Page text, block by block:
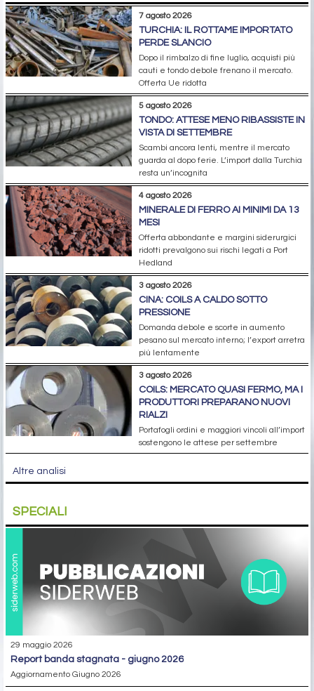
7 agosto 2026
TURCHIA: IL ROTTAME IMPORTATO
PERDE SLANCIO
Dopo il rimbalzo di fine luglio, acquisti più
cauti e tondo debole frenano il mercato.
Offerta Ue ridotta
5 agosto 2026
TONDO: ATTESE MENO RIBASSISTE IN
VISTA DI SETTEMBRE
Scambi ancora lenti, mentre il mercato
guarda al dopo ferie. L’import dalla Turchia
resta un’incognita
4 agosto 2026
MINERALE DI FERRO AI MINIMI DA 13
MESI
Offerta abbondante e margini siderurgici
ridotti prevalgono sui rischi legati a Port
Hedland
3 agosto 2026
CINA: COILS A CALDO SOTTO
PRESSIONE
Domanda debole e scorte in aumento
pesano sul mercato interno; l’export arretra
più lentamente
3 agosto 2026
COILS: MERCATO QUASI FERMO, MA I
PRODUTTORI PREPARANO NUOVI
RIALZI
Portafogli ordini e maggiori vincoli all’import
sostengono le attese per settembre
Altre analisi
SPECIALI
29 maggio 2026
report banda stagnata - giugno 2026
Aggiornamento Giugno 2026